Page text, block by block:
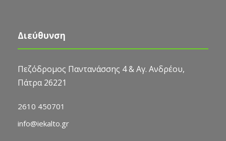
Διεύθυνση
Πεζόδρομος Παντανάσσης 4 & Αγ. Ανδρέου,
Πάτρα 26221
2610 450701
info@iekalto.gr